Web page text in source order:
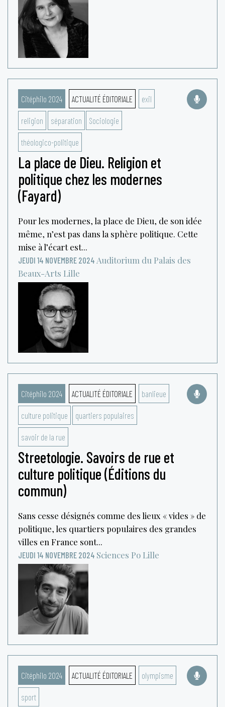
Citéphilo 2024 ACTUALITÉ ÉDITORIALE exil
religion séparation Sociologie
théologico-politique
La place de Dieu. Religion et
politique chez les modernes
(Fayard)
Pour les modernes, la place de Dieu, de son idée
même, n’est pas dans la sphère politique. Cette
mise à l’écart est...
JEUDI 14 NOVEMBRE 2024 Auditorium du Palais des
Beaux-Arts Lille
Citéphilo 2024 ACTUALITÉ ÉDITORIALE banlieue
culture politique quartiers populaires
savoir de la rue
Streetologie. Savoirs de rue et
culture politique (Éditions du
commun)
Sans cesse désignés comme des lieux « vides » de
politique, les quartiers populaires des grandes
villes en France sont...
JEUDI 14 NOVEMBRE 2024 Sciences Po Lille
Citéphilo 2024 ACTUALITÉ ÉDITORIALE olympisme
sport